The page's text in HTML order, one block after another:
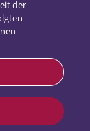
der